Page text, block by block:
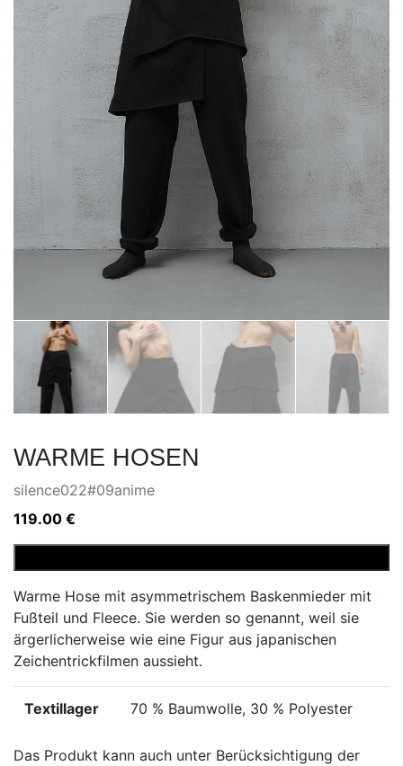
WARME HOSEN
silence022#09anime
119.00 €
Hosen
Menge
Warme Hose mit asymmetrischem Baskenmieder mit
Fußteil und Fleece. Sie werden so genannt, weil sie
ärgerlicherweise wie eine Figur aus japanischen
Zeichentrickfilmen aussieht.
Textillager 70 % Baumwolle, 30 % Polyester
Das Produkt kann auch unter Berücksichtigung der